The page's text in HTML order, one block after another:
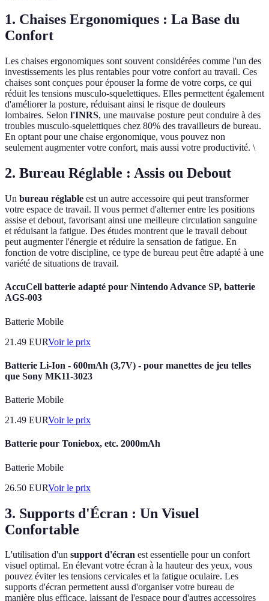
1. Chaises Ergonomiques : La Base du
Confort
Les chaises ergonomiques sont souvent considérées comme l'un des
investissements les plus rentables pour votre confort au travail. Ces
chaises sont conçues pour épouser la forme de votre corps, ce qui
réduit les tensions musculo-squelettiques. Elles permettent également
d'améliorer la posture, réduisant ainsi le risque de douleurs
lombaires. Selon l'INRS, une mauvaise posture peut conduire à des
troubles musculo-squelettiques chez 80% des travailleurs de bureau.
En optant pour une chaise ergonomique, vous pouvez non
seulement augmenter votre confort, mais aussi votre productivité. \
2. Bureau Réglable : Assis ou Debout
Un bureau réglable est un autre accessoire qui peut transformer
votre espace de travail. Il vous permet d'alterner entre les positions
assise et debout, favorisant ainsi une meilleure circulation sanguine
et réduisant la fatigue. Des études montrent que le travail debout
peut augmenter l'énergie et réduire la sensation de fatigue. En
fonction de votre discipline, ce type de bureau peut être adapté à une
variété de situations de travail.
AccuCell batterie adapté pour Nintendo Advance SP, batterie
AGS-003
Batterie Mobile
21.49 EURVoir le prix
Batterie Li-Ion - 600mAh (3,7V) - pour manettes de jeu telles
que Sony MK11-3023
Batterie Mobile
21.49 EURVoir le prix
Batterie pour Toniebox, etc. 2000mAh
Batterie Mobile
26.50 EURVoir le prix
3. Supports d'Écran : Un Visuel
Confortable
L'utilisation d'un support d'écran est essentielle pour un confort
visuel optimal. En élevant votre écran à la hauteur des yeux, vous
pouvez éviter les tensions cervicales et la fatigue oculaire. Les
supports d'écran permettent aussi d'organiser votre bureau de
manière plus efficace, laissant de l'espace pour d'autres accessoires